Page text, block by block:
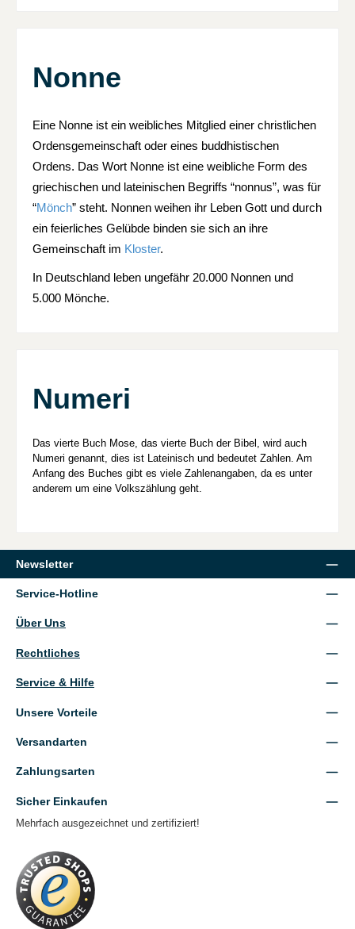
Nonne
Eine Nonne ist ein weibliches Mitglied einer christlichen
Ordensgemeinschaft oder eines buddhistischen
Ordens. Das Wort Nonne ist eine weibliche Form des
griechischen und lateinischen Begriffs “nonnus”, was für
“Mönch” steht. Nonnen weihen ihr Leben Gott und durch
ein feierliches Gelübde binden sie sich an ihre
Gemeinschaft im Kloster.
In Deutschland leben ungefähr 20.000 Nonnen und
5.000 Mönche.
Numeri
Das vierte Buch Mose, das vierte Buch der Bibel, wird auch
Numeri genannt, dies ist Lateinisch und bedeutet Zahlen. Am
Anfang des Buches gibt es viele Zahlenangaben, da es unter
anderem um eine Volkszählung geht.
Newsletter
Service-Hotline
Über Uns
Rechtliches
Service & Hilfe
Unsere Vorteile
Versandarten
Zahlungsarten
Sicher Einkaufen
Mehrfach ausgezeichnet und zertifiziert!